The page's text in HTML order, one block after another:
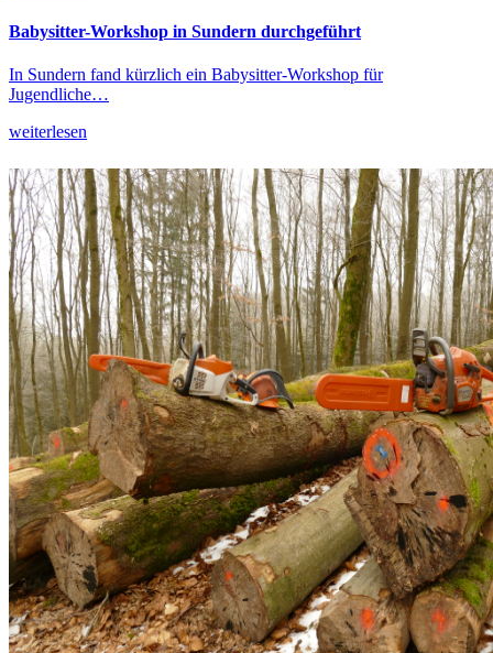
Babysitter-Workshop in Sundern durchgeführt
In Sundern fand kürzlich ein Babysitter-Workshop für
Jugendliche…
weiterlesen